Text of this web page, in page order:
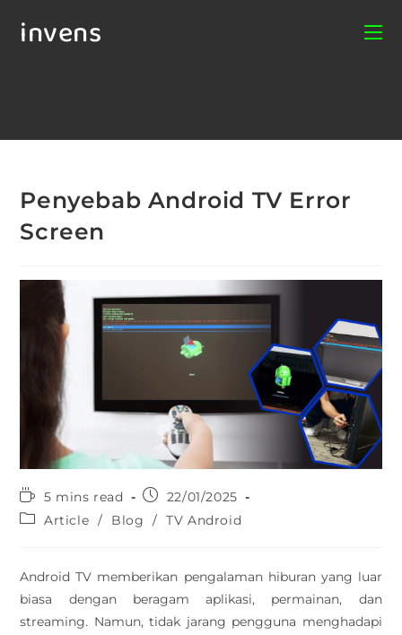
invens
Penyebab Android TV Error
Screen
5 mins read
22/01/2025
Article / Blog / TV Android
Android TV memberikan pengalaman hiburan yang luar
biasa dengan beragam aplikasi, permainan, dan
streaming. Namun, tidak jarang pengguna menghadapi